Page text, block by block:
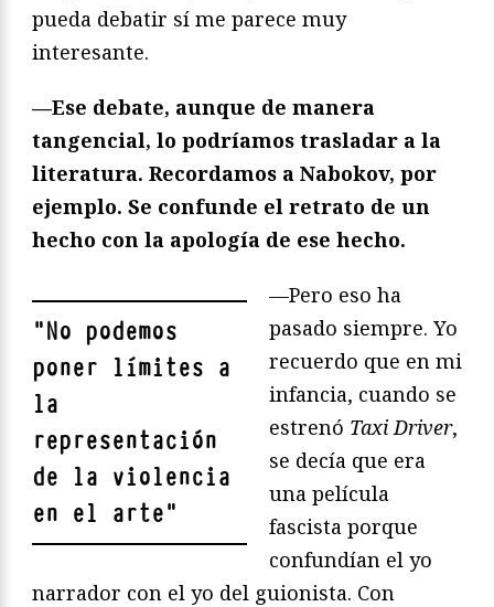
pueda debatir sí me parece muy
interesante.
—Ese debate, aunque de manera
tangencial, lo podríamos trasladar a la
literatura. Recordamos a Nabokov, por
ejemplo. Se confunde el retrato de un
hecho con la apología de ese hecho.
"No podemos
poner límites a
la
representación
de la violencia
en el arte"
—Pero eso ha
pasado siempre. Yo
recuerdo que en mi
infancia, cuando se
estrenó Taxi Driver,
se decía que era
una película
fascista porque
confundían el yo
narrador con el yo del guionista. Con